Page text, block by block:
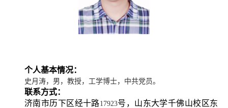
个人基本情况：
史月涛，男，教授，工学博士，中共党员。
联系方式：
济南市历下区经十路17923号，山东大学千佛山校区东